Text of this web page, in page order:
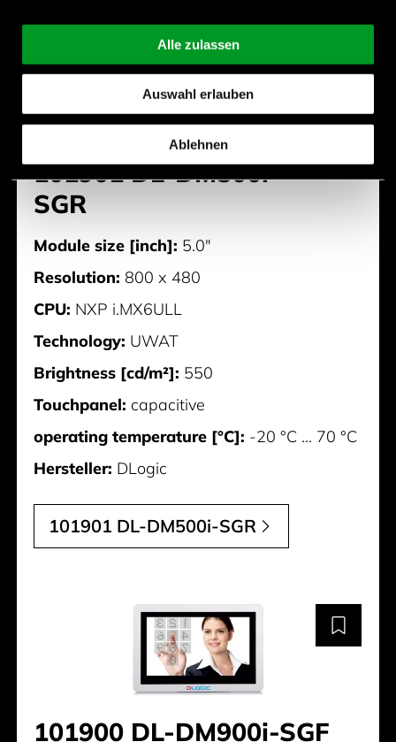
Alle zulassen
Auswahl erlauben
Ablehnen
101901 DL-DM500i-
SGR
Module size [inch]: 5.0"
Resolution: 800 x 480
CPU: NXP i.MX6ULL
Technology: UWAT
Brightness [cd/m²]: 550
Touchpanel: capacitive
operating temperature [°C]: -20 °C ... 70 °C
Hersteller: DLogic
101901 DL-DM500i-SGR
101900 DL-DM900i-SGF